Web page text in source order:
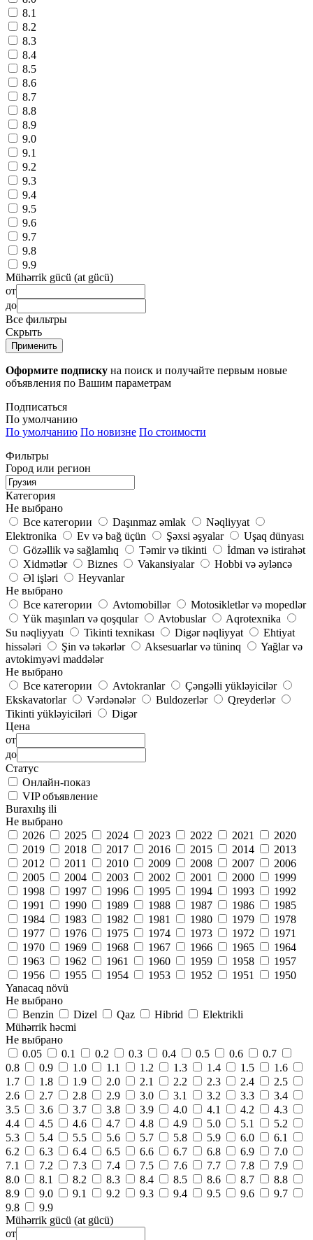
8.1
8.2
8.3
8.4
8.5
8.6
8.7
8.8
8.9
9.0
9.1
9.2
9.3
9.4
9.5
9.6
9.7
9.8
9.9
Mühərrik gücü (at gücü)
от
до
Все фильтры
Скрыть
Применить
Оформите подписку на поиск и получайте первым новые
объявления по Вашим параметрам
Подписаться
По умолчанию
По умолчанию По новизне По стоимости
Фильтры
Город или регион
Категория
Не выбрано
Все категории
Daşınmaz əmlak
Nəqliyyat
Elektronika
Ev və bağ üçün Şəxsi əşyalar
Uşaq dünyası
Gözəllik və sağlamlıq
Təmir və tikinti
İdman və istirahət
Xidmətlər
Biznes Vakansiyalar
Hobbi və əyləncə
Əl işləri
Heyvanlar
Не выбрано
Все категории
Avtomobillər
Motosikletlər və mopedlər
Yük maşınları və qoşqular
Avtobuslar
Aqrotexnika
Su nəqliyyatı
Tikinti texnikası Digər nəqliyyat
Ehtiyat
hissələri
Şin və təkərlər Aksesuarlar və tüninq
Yağlar və
avtokimyəvi maddələr
Не выбрано
Все категории
Avtokranlar
Çəngəlli yükləyicilər
Ekskavatorlar
Vərdənələr Buldozerlər
Qreyderlər
Tikinti yükləyiciləri
Digər
Цена
от
до
Статус
Онлайн-показ
VIP объявление
Buraxılış ili
Не выбрано
2026
2025 2024 2023 2022 2021
2020
2019
2018 2017 2016 2015 2014
2013
2012
2011 2010 2009 2008 2007
2006
2005
2004 2003 2002 2001 2000
1999
1998
1997 1996 1995 1994 1993
1992
1991
1990 1989 1988 1987 1986
1985
1984
1983 1982 1981 1980 1979
1978
1977
1976 1975 1974 1973 1972
1971
1970
1969 1968 1967 1966 1965
1964
1963
1962 1961 1960 1959 1958
1957
1956
1955 1954 1953 1952 1951
1950
Yanacaq növü
Не выбрано
Benzin
Dizel Qaz Hibrid
Elektrikli
Mühərrik həcmi
Не выбрано
0.05
0.1 0.2 0.3 0.4 0.5 0.6
0.7
0.8
0.9 1.0 1.1 1.2 1.3 1.4 1.5
1.6
1.7
1.8 1.9 2.0 2.1 2.2 2.3 2.4
2.5
2.6
2.7 2.8 2.9 3.0 3.1 3.2 3.3
3.4
3.5
3.6 3.7 3.8 3.9 4.0 4.1 4.2
4.3
4.4
4.5 4.6 4.7 4.8 4.9 5.0 5.1
5.2
5.3
5.4 5.5 5.6 5.7 5.8 5.9 6.0
6.1
6.2
6.3 6.4 6.5 6.6 6.7 6.8 6.9
7.0
7.1
7.2 7.3 7.4 7.5 7.6 7.7 7.8
7.9
8.0
8.1 8.2 8.3 8.4 8.5 8.6 8.7
8.8
8.9
9.0 9.1 9.2 9.3 9.4 9.5 9.6
9.7
9.8
9.9
Mühərrik gücü (at gücü)
от